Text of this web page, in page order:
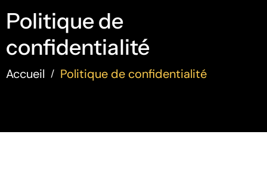
Politique de
confidentialité
Accueil / Politique de confidentialité